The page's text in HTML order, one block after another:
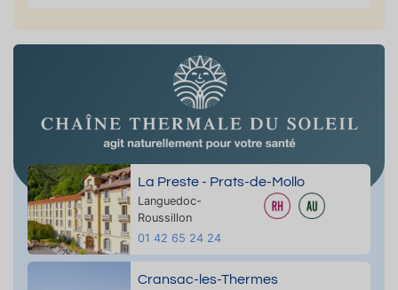
La Preste - Prats-de-Mollo
Languedoc-
Roussillon
01 42 65 24 24
Cransac-les-Thermes